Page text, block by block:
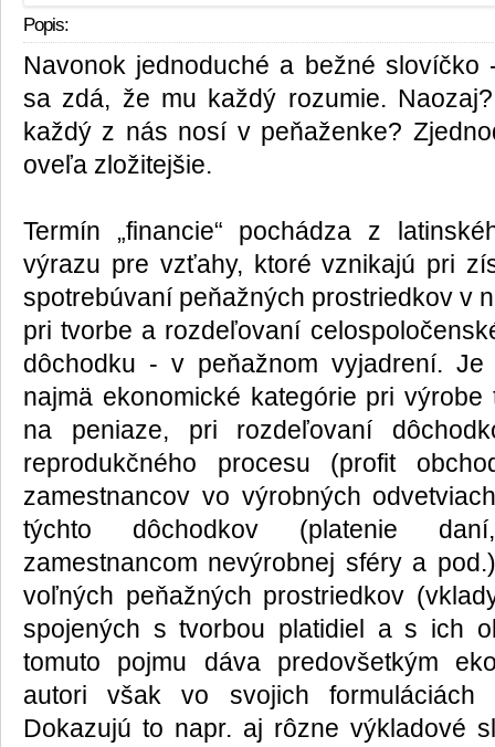
Popis:
Navonok jednoduché a bežné
sa zdá, že mu každý rozumie.
každý z nás nosí v peňaženke?
oveľa zložitejšie.
Termín „financie“ pochádza z
výrazu pre vzťahy, ktoré vznikajú pri
spotrebúvaní peňažných prostriedkov v
pri tvorbe a rozdeľovaní
dôchodku - v peňažnom vyjadrení.
najmä ekonomické kategórie pri
na peniaze, pri rozdeľovaní
reprodukčného procesu (profit
zamestnancov vo výrobných
týchto dôchodkov (platenie
zamestnancom nevýrobnej sféry a
voľných peňažných prostriedkov
spojených s tvorbou platidiel a s ich
tomuto pojmu dáva predovšetkým
autori však vo svojich
Dokazujú to napr. aj rôzne výkladové